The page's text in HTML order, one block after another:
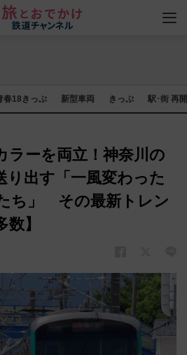
春18きっぷ 新型車両 きっぷ 駅･街 再
ラーを両立！神奈川の
り出す「一風変わった
ち」 その最新トレン
】